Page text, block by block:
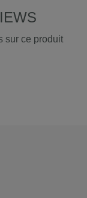
sur ce produit